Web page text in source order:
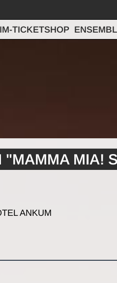
TICKETSHOP
MIA!
ANKUM